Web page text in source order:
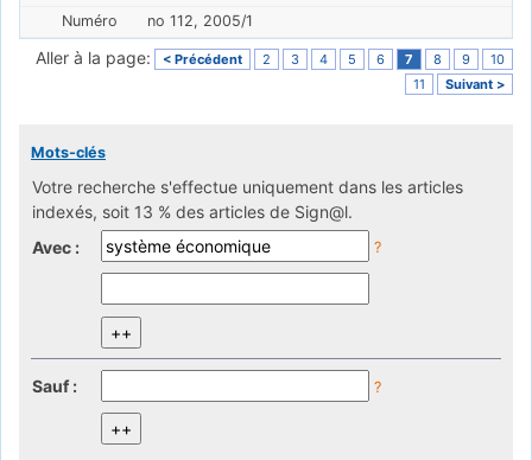
no 112, 2005/1
Aller à la page: < Précédent 2 3 4 5 6 7 8 9
10
11
Suivant >
Mots-clés
Votre recherche s'effectue uniquement dans les articles
indexés, soit 13 % des articles de Sign@l.
Avec :
?
Sauf : ?